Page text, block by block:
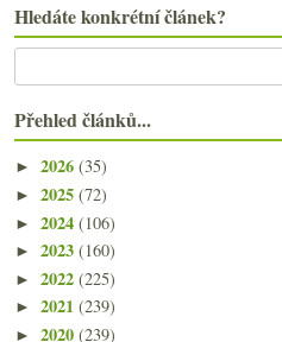
Hledáte konkrétní článek?
Přehled článků...
► 2026 (35)
► 2025 (72)
► 2024 (106)
► 2023 (160)
► 2022 (225)
► 2021 (239)
► 2020 (239)